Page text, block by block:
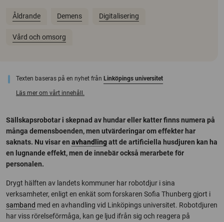
Åldrande Demens Digitalisering
Vård och omsorg
Texten baseras på en nyhet från Linköpings universitet
Läs mer om vårt innehåll.
Sällskapsrobotar i skepnad av hundar eller katter finns numera på
många demensboenden, men utvärderingar om effekter har
saknats. Nu visar en avhandlingatt de artificiella husdjuren kan ha
en lugnande effekt, men de innebär också merarbete för
personalen.
Drygt hälften av landets kommuner har robotdjur i sina
verksamheter, enligt en enkät som forskaren Sofia Thunberg gjort i
samband med en avhandling vid Linköpings universitet. Robotdjuren
har viss rörelseförmåga, kan ge ljud ifrån sig och reagera på